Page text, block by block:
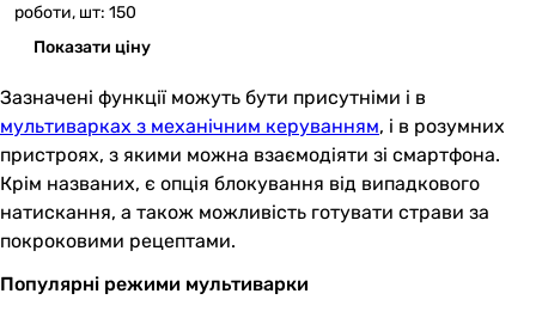
роботи, шт: 150
Показати ціну
Зазначені функції можуть бути присутніми і в
мультиварках з механічним керуванням, і в розумних
пристроях, з якими можна взаємодіяти зі смартфона.
Крім названих, є опція блокування від випадкового
натискання, а також можливість готувати страви за
покроковими рецептами.
Популярні режими мультиварки